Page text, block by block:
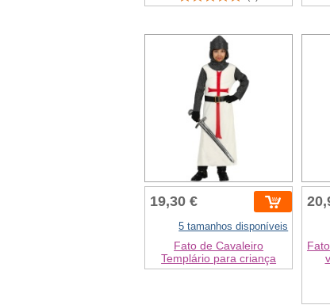
19,30 €
5 tamanhos disponíveis
Fato de Cavaleiro
Templário para criança